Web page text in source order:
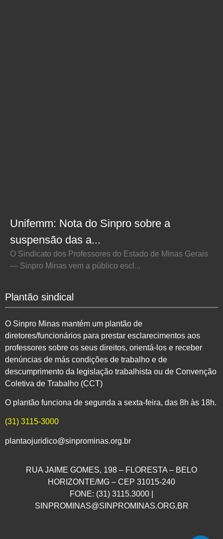
Unifemm: Nota do Sinpro sobre a
suspensão das a...
O Sindicato dos Professores do Estado de Minas Gerais
— Sinpro Minas vem a público escl...
Plantão sindical
O Sinpro Minas mantém um plantão de
diretores/funcionários para prestar esclarecimentos aos
professores sobre os seus direitos, orientá-los e receber
denúncias de más condições de trabalho e de
descumprimento da legislação trabalhista ou de Convenção
Coletiva de Trabalho (CCT)
O plantão funciona de segunda a sexta-feira, das 8h às 18h.
(31) 3115-3000
plantaojuridico@sinprominas.org.br
RUA JAIME GOMES, 198 – FLORESTA – BELO
HORIZONTE/MG – CEP 31015-240
FONE: (31) 3115.3000 |
SINPROMINAS@SINPROMINAS.ORG.BR